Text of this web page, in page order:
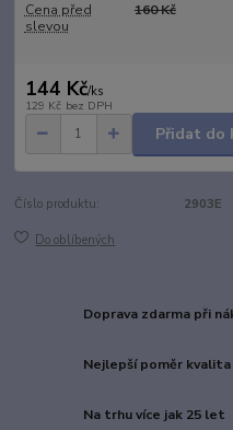
Cena před
slevou
160 Kč
144 Kč/ks
129 Kč bez DPH
Přidat do
Číslo produktu: 2903E
Do oblíbených
Doprava zdarma při
Nejlepší poměr kvalita
Na trhu více jak 25 let